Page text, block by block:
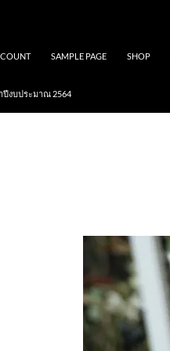
SAMPLE PAGE SHOP
งบประมาณ 2564